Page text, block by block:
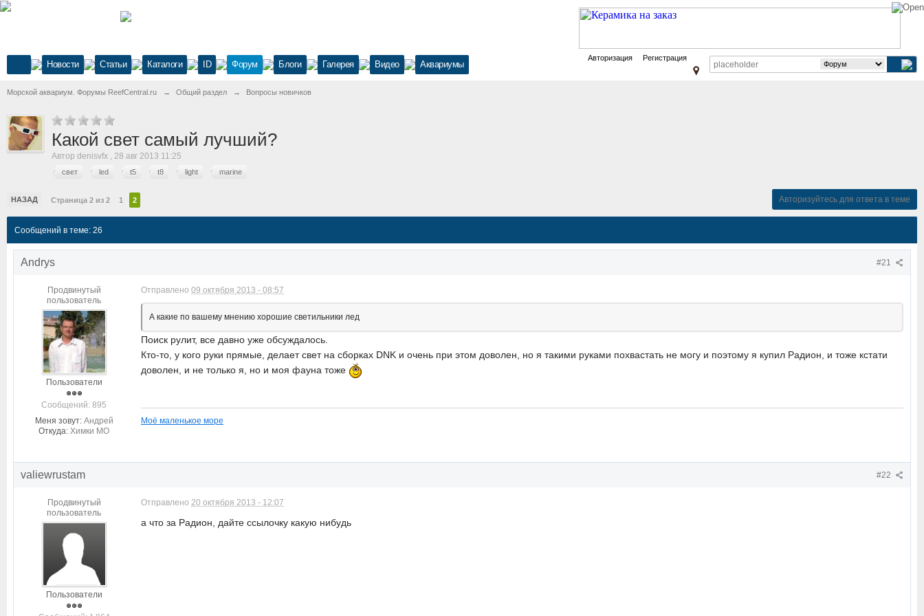
Новости Статьи Каталоги ID Форум Блоги Галерея Видео Аквариумы
Авторизация Регистрация
Морской аквариум. Форумы ReefCentral.ru → Общий раздел → Вопросы новичков
Какой свет самый лучший?
Автор denisvfx , 28 авг 2013 11:25
свет led t5 t8 light marine
НАЗАД Страница 2 из 2 1 2 Авторизуйтесь для ответа в теме
Сообщений в теме: 26
#21
Andrys
Продвинутый
пользователь
Пользователи
Cообщений: 895
Меня зовут: Андрей
Откуда: Химки МО
Отправлено 09 октября 2013 - 08:57
А какие по вашему мнению хорошие светильники лед
Поиск рулит, все давно уже обсуждалось.
Кто-то, у кого руки прямые, делает свет на сборках DNK и очень при этом доволен, но я такими руками похвастать не могу и поэтому я купил Радион, и тоже кстати
доволен, и не только я, но и моя фауна тоже
Моё маленькое море
#22
valiewrustam
Продвинутый
пользователь
Пользователи
Отправлено 20 октября 2013 - 12:07
а что за Радион, дайте ссылочку какую нибудь